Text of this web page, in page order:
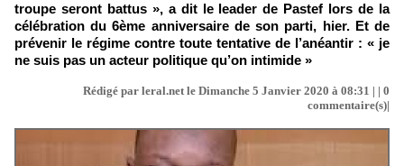
troupe seront battus », a dit le leader de Pastef lors de la
célébration du 6ème anniversaire de son parti, hier. Et de
prévenir le régime contre toute tentative de l’anéantir : « je
ne suis pas un acteur politique qu’on intimide »
Rédigé par leral.net le Dimanche 5 Janvier 2020 à 08:31 | | 0
commentaire(s)|